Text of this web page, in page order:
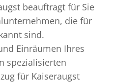
beauftragt für Sie
die für
sind.
Einräumen Ihres
spezialisierten
für Kaiseraugst